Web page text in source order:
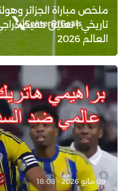
ملخص مباراة الجزائر
تاريخي | تعليق حفيظ
العالم 2026
09 مايو 2026 - 18:08